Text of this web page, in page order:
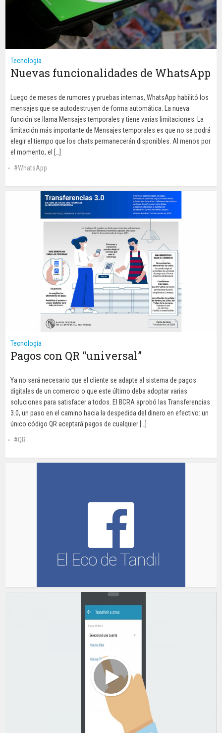
Tecnología
Nuevas funcionalidades de WhatsApp
Luego de meses de rumores y pruebas internas, WhatsApp habilitó los
mensajes que se autodestruyen de forma automática. La nueva
función se llama Mensajes temporales y tiene varias limitaciones. La
limitación más importante de Mensajes temporales es que no se podrá
elegir el tiempo que los chats permanecerán disponibles. Al menos por
el momento, el […]
WhatsApp
Tecnología
Pagos con QR “universal”
Ya no será necesario que el cliente se adapte al sistema de pagos
digitales de un comercio o que este último deba adoptar varias
soluciones para satisfacer a todos. El BCRA aprobó las Transferencias
3.0, un paso en el camino hacia la despedida del dinero en efectivo: un
único código QR aceptará pagos de cualquier […]
QR